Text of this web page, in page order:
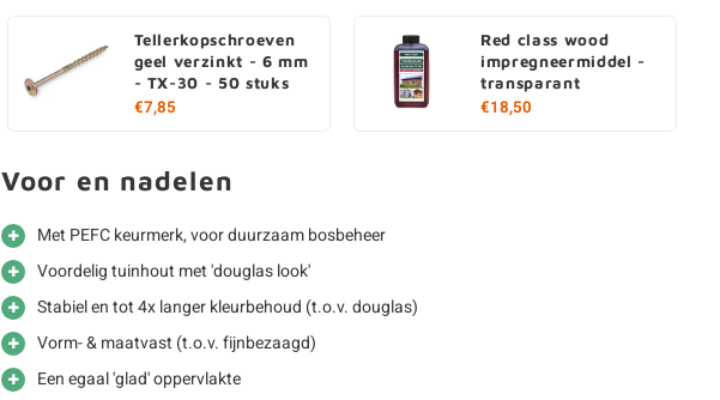
Tellerkopschroeven
geel verzinkt - 6 mm
- TX-30 - 50 stuks
€7,85
Red class wood
impregneermiddel -
transparant
€18,50
Voor en nadelen
Met PEFC keurmerk, voor duurzaam bosbeheer
Voordelig tuinhout met 'douglas look'
Stabiel en tot 4x langer kleurbehoud (t.o.v. douglas)
Vorm- & maatvast (t.o.v. fijnbezaagd)
Een egaal 'glad' oppervlakte